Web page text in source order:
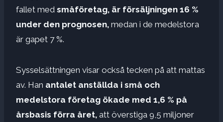
fallet med småföretag, är försäljningen 16 %
under den prognosen, medan i de medelstora
är gapet 7 %.
Sysselsättningen visar också tecken på att mattas
av. Han antalet anställda i små och
medelstora företag ökade med 1,6 % på
årsbasis förra året, att överstiga 9,5 miljoner